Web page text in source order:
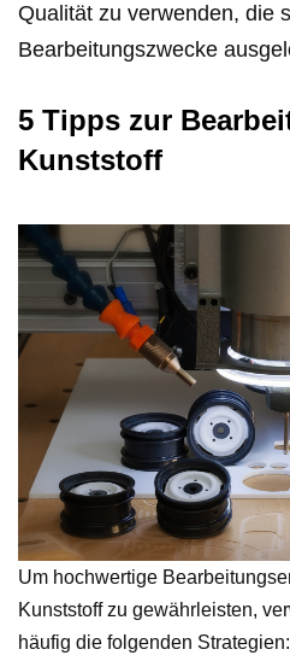
Qualität zu verwenden, die
Bearbeitungszwecke
5 Tipps zur
Kunststoff
Um hochwertige
Kunststoff zu gewährleisten,
häufig die folgenden Strategien: